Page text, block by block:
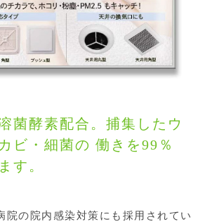
菌酵素配合。捕集したウ
ビ・細菌の 働きを99％
す。
院の院内感染対策にも採用されてい